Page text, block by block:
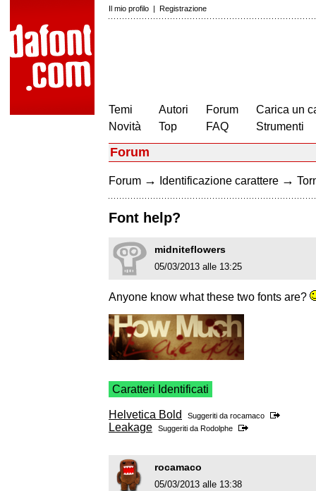
Il mio profilo | Registrazione
Temi
Novità
Autori
Top
Forum
FAQ
Carica un
Strumenti
Forum
Forum → Identificazione carattere →
Font help?
midniteflowers
05/03/2013 alle 13:25
Anyone know what these two fonts are?
Caratteri Identificati
Helvetica Bold Suggeriti da rocamaco
Leakage Suggeriti da Rodolphe
rocamaco
05/03/2013 alle 13:38